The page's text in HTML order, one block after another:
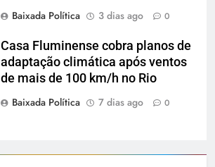
Baixada Política
3 dias ago 0
Casa Fluminense cobra planos de
adaptação climática após ventos
de mais de 100 km/h no Rio
Baixada Política
7 dias ago 0